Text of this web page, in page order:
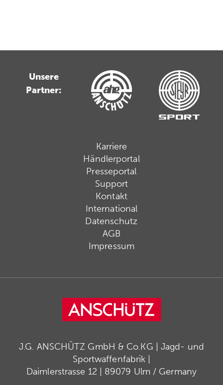
Unsere
Partner:
Karriere
Händlerportal
Presseportal
Support
Kontakt
International
Datenschutz
AGB
Impressum
J.G. ANSCHÜTZ GmbH & Co.KG | Jagd- und
Sportwaffenfabrik |
Daimlerstrasse 12 | 89079 Ulm / Germany